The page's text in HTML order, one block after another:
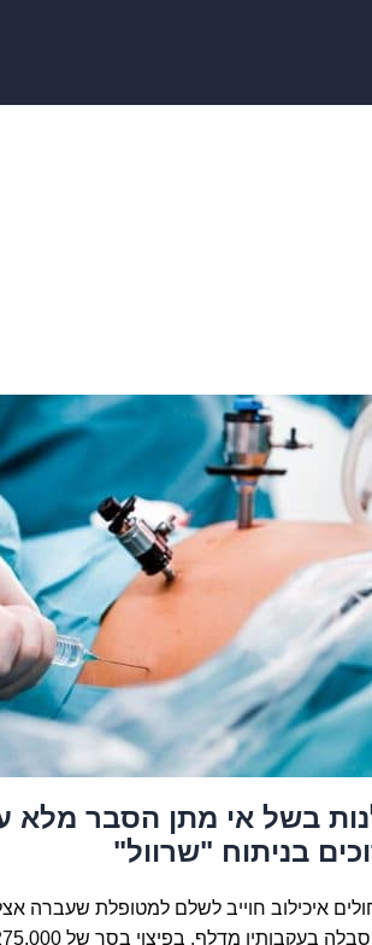
בשל אי מתן הסבר מלא
בניתוח "שרוול"
איכילוב חוייב לשלם למטופלת שעברה